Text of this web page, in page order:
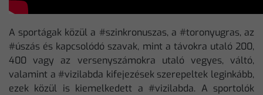
A sportágak közül a #szinkronuszas, a #toronyugras, az
#úszás és kapcsolódó szavak, mint a távokra utaló 200,
400 vagy az versenyszámokra utaló vegyes, váltó,
valamint a #vizilabda kifejezések szerepeltek leginkább,
ezek közül is kiemelkedett a #vizilabda. A sportolók